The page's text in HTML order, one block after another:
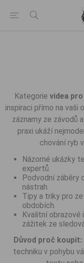
Kategorie videa
inspiraci přímo na vaši
záznamy ze závodů
praxi ukáží
chování ryb
Názorné ukázky
expertů.
Podvodní záběry
nástrah.
Tipy a triky pro
obdobích.
Kvalitní obrazové
zážitek ze
Důvod proč koupit:
techniku v pohybu